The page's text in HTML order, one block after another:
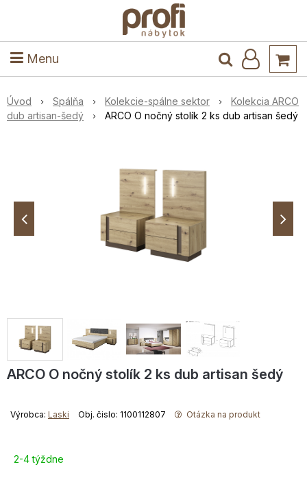
Menu
Kuchyňa a jedáleň
Úvod Spálňa Kolekcie-spálne sektor
Kolekcia ARCO
dub artisan-šedý
ARCO O nočný stolík 2 ks dub artisan šedý
ARCO O nočný stolík 2 ks dub artisan šedý
Výrobca: Laski Obj. čislo: 1100112807 Otázka na produkt
2-4 týždne